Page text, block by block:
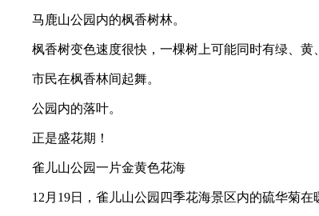
马鹿山公园内的枫香树林。
枫香树变色速度很快，一棵树上可能同时有绿、黄
市民在枫香林间起舞。
公园内的落叶。
正是盛花期！
雀儿山公园一片金黄色花海
12月19日，雀儿山公园四季花海景区内的硫华菊